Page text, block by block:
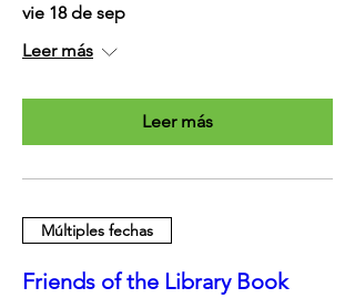
vie 18 de sep
Leer más
Leer más
Múltiples fechas
Friends of the Library Book